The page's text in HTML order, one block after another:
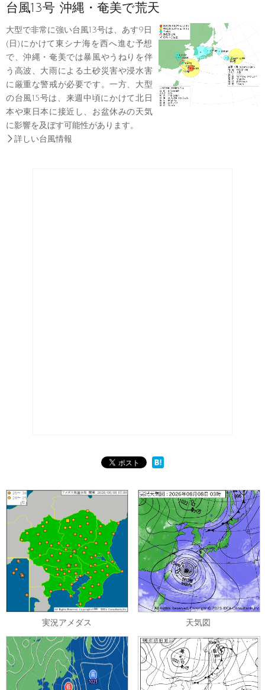
台風13号 沖縄・奄美で荒天
大型で非常に強い台風13号は、あす9日
(日)にかけて東シナ海を西へ進む予想
で、沖縄・奄美では暴風やうねりを伴
う高波、大雨による土砂災害や浸水害
に厳重な警戒が必要です。一方、大型
の台風15号は、来週中頃にかけて北日
本や東日本に接近し、お盆休みの天気
に影響を及ぼす可能性があります。
 詳しい台風情報
実況アメダス 天気図